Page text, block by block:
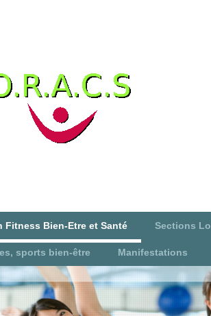
Fitness Bien-Etre et Santé Sections
sports bien-être Manifestations